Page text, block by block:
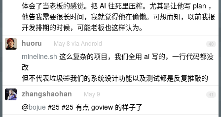
体会了当老板的感觉。把 AI 往死里压榨。尤其是让他写 plan ，
他告我需要很长时间，我就觉得他在偷懒。可想而知，以前我报
开发排期的时候，可能老板也这样认为。
40
huoru May 8 via Android
mineline.sh 这么复杂的项目，我们全用 ai 写的，一行代码都没
改
但不代表垃圾🤣我们的系统设计功能以及测试都是反复推敲的
41
zhangshaohan May 9
@bojue #25 #25 有点 goview 的样子了